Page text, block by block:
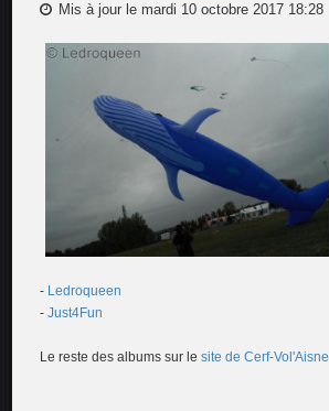
Mis à jour le mardi 10 octobre 2017 18:28
- Ledroqueen
-Just4Fun
Le reste des albums sur lesite de Cerf-Vol'Aisne